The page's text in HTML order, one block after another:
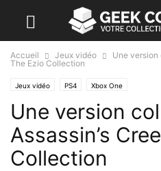
Accueil Jeux vidéo
Une version
The Ezio Collection
Jeux vidéo PS4 Xbox One
Une version
Assassin’s
Collection